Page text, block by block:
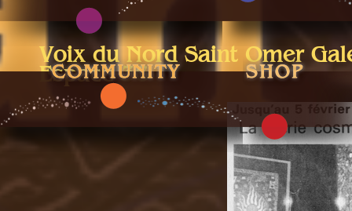
Voix du Nord Saint Omer
Espace 36